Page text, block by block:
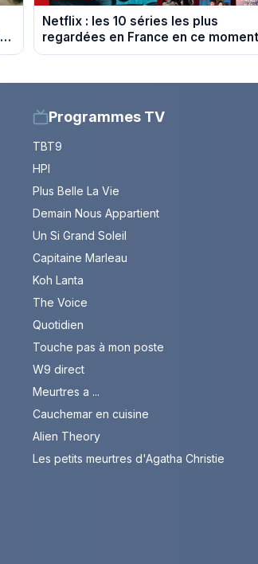
Netflix : les 10 séries les plus
regardées en France en ce moment
Programmes TV
TBT9
HPI
Plus Belle La Vie
Demain Nous Appartient
Un Si Grand Soleil
Capitaine Marleau
Koh Lanta
The Voice
Quotidien
Touche pas à mon poste
W9 direct
Meurtres a ...
Cauchemar en cuisine
Alien Theory
Les petits meurtres d'Agatha Christie